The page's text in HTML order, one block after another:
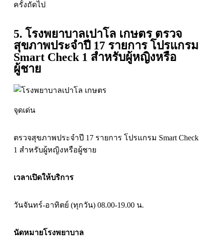
ครั้งถัดไป
5. โรงพยาบาลเปาโล เกษตร ตรวจ
สุขภาพประจำปี 17 รายการ โปรแกรม
Smart Check 1 สำหรับผู้หญิงหรือ
ผู้ชาย
จุดเด่น
ตรวจสุขภาพประจำปี 17 รายการ โปรแกรม Smart Check
1 สำหรับผู้หญิงหรือผู้ชาย
เวลาเปิดให้บริการ
วันจันทร์-อาทิตย์ (ทุกวัน) 08.00-19.00 น.
นัดหมายโรงพยาบาล